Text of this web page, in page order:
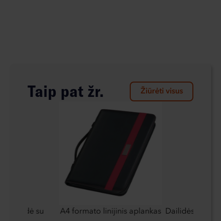
Taip pat žr. Žiūrėti visus
antklodė su A4 formato linijinis aplankas Dailidės